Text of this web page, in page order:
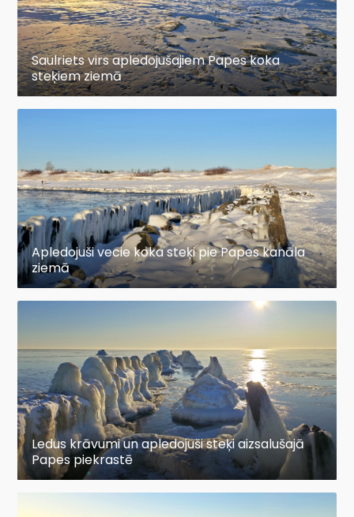
Saulriets virs apledojušajiem Papes koka
steķiem ziemā
Apledojuši vecie koka steķi pie Papes kanāla
ziemā
Ledus krāvumi un apledojuši steķi aizsalušajā
Papes piekrastē